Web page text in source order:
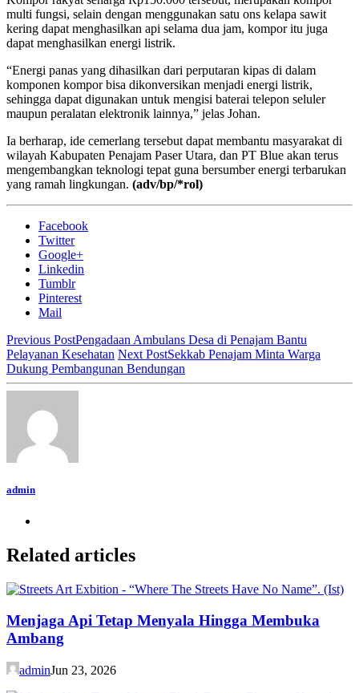
multi fungsi, selain dengan menggunakan satu ons kelapa sawit
kering dapat menghasilkan api selama dua jam, kompor itu juga
dapat menghasilkan energi listrik.
“Energi panas yang dihasilkan dari perputaran kipas di dalam
komponen kompor bisa dikonversikan menjadi energi listrik,
sehingga dapat digunakan untuk mengisi baterai telepon seluler
maupun peralatan elektronik lainnya,” jelas Johan.
Ia berharap, ide cemerlang tersebut dapat membantu masyarakat di
wilayah Kabupaten Penajam Paser Utara, dan PT Blue akan terus
mengembangkan teknologi tepat guna bersumber energi terbarukan
yang ramah lingkungan. (adv/bp/*rol)
Facebook
Twitter
Google+
Linkedin
Tumblr
Pinterest
Mail
Previous PostPengadaan Ambulans Desa di Penajam Bantu
Pelayanan Kesehatan Next PostSekkab Penajam Minta Warga
Dukung Pembangunan Bendungan
admin
Related articles
Menjaga Api Tetap Menyala Hingga Membuka
Ambang
adminJun 23, 2026